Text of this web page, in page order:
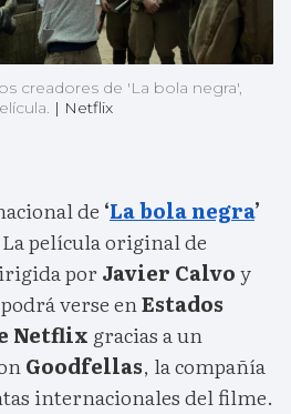
creadores de 'La bola negra',
| Netflix
de ‘La bola negra’
película original de
porJavier Calvoy
verse enEstados
Netflix gracias a un
Goodfellas, la compañía
internacionales del filme.